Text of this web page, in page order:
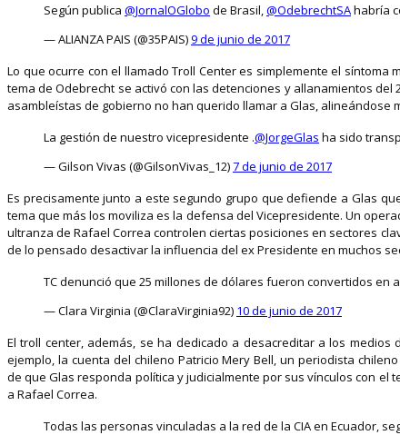
Según publica @JornalOGlobo de Brasil,@OdebrechtSAhabría
— ALIANZA PAIS (@35PAIS)9 de junio de 2017
Lo que ocurre con el llamado Troll Center es simplemente el
tema de Odebrecht se activó con las detenciones y allanamientos
asambleístas de gobierno no han querido llamar a Glas, alineándose
La gestión de nuestro vicepresidente .@JorgeGlas ha sido
— Gilson Vivas (@GilsonVivas_12)7 de junio de 2017
Es precisamente junto a este segundo grupo que defiende a Glas
tema que más los moviliza es la defensa del Vicepresidente. Un
ultranza de Rafael Correa controlen ciertas posiciones en sectores
de lo pensado desactivar la influencia del ex Presidente en muchos
TC denunció que 25 millones de dólares fueron convertidos en
— Clara Virginia (@ClaraVirginia92) 10 de junio de 2017
El troll center, además, se ha dedicado a desacreditar a los
ejemplo, la cuenta del chileno Patricio Mery Bell, un periodista
de que Glas responda política y judicialmente por sus vínculos con
a Rafael Correa.
Todas las personas vinculadas a la red de la CIA en Ecuador,